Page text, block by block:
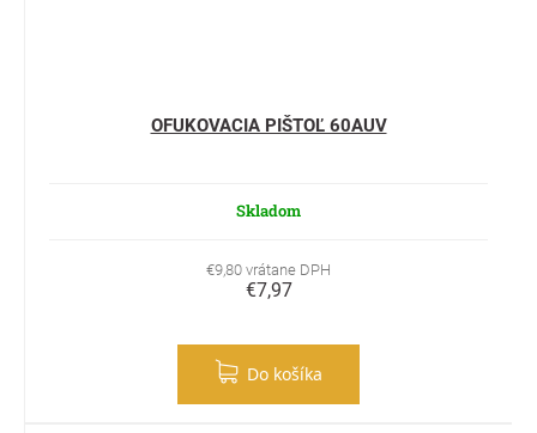
OFUKOVACIA PIŠTOĽ 60AUV
Skladom
€9,80 vrátane DPH
€7,97
Do košíka